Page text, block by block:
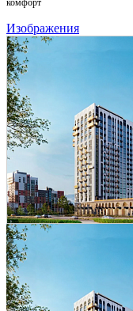
комфорт
Изображения